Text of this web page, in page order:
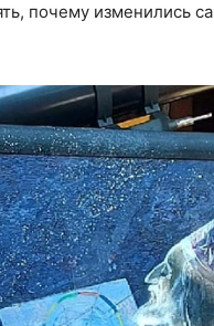
почему изменились